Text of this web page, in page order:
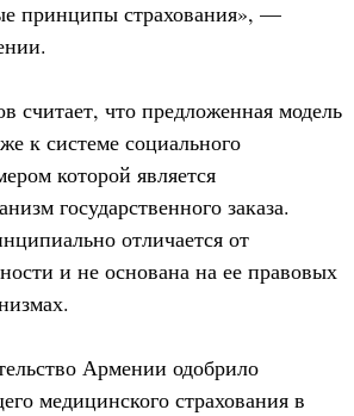
принципы страхования», —
считает, что предложенная модель
к системе социального
которой является
государственного заказа.
отличается от
и не основана на ее правовых
Армении одобрило
медицинского страхования в